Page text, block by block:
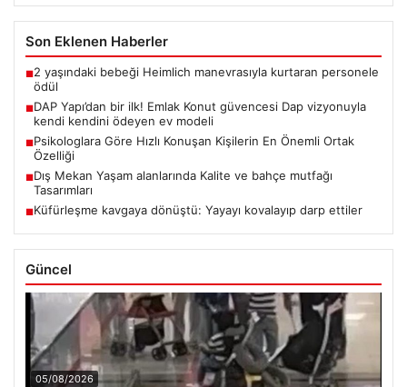
Son Eklenen Haberler
■2 yaşındaki bebeği Heimlich manevrasıyla kurtaran personele
ödül
■DAP Yapı’dan bir ilk! Emlak Konut güvencesi Dap vizyonuyla
kendi kendini ödeyen ev modeli
■Psikologlara Göre Hızlı Konuşan Kişilerin En Önemli Ortak
Özelliği
■Dış Mekan Yaşam alanlarında Kalite ve bahçe mutfağı
Tasarımları
■Küfürleşme kavgaya dönüştü: Yayayı kovalayıp darp ettiler
Güncel
05/08/2026